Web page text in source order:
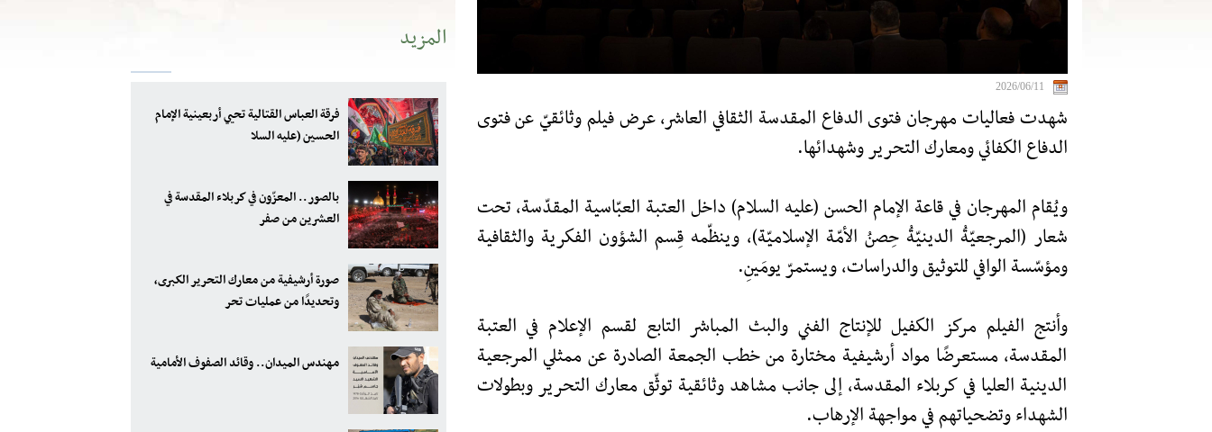
المزيد
فرقة العباس القتالية تحيي أربعينية الإمام
الحسين (عليه السلا
بالصور.. المعزّون في كربلاء المقدسة في
العشرين من صفر
صورة أرشيفية من معارك التحرير الكبرى،
وتحديدًا من عمليات تحر
مهندس الميدان.. وقائد الصفوف الأمامية
2026/06/11
شهدت فعاليات مهرجان فتوى الدفاع المقدسة الثقافي العاشر، عرض فيلم وثائقيّ عن فتوى
الدفاع الكفائي ومعارك التحرير وشهدائها.
ويُقام المهرجان في قاعة الإمام الحسن (عليه السلام) داخل العتبة العبّاسية المقدّسة، تحت
شعار (المرجعيّةُ الدينيّةُ حِصنُ الأمّة الإسلاميّة)، وينظّمه قِسم الشؤون الفكرية والثقافية
ومؤسّسة الوافي للتوثيق والدراسات، ويستمرّ يومَينِ.
وأنتج الفيلم مركز الكفيل للإنتاج الفني والبث المباشر التابع لقسم الإعلام في العتبة
المقدسة، مستعرضًا مواد أرشيفية مختارة من خطب الجمعة الصادرة عن ممثلي المرجعية
الدينية العليا في كربلاء المقدسة، إلى جانب مشاهد وثائقية توثّق معارك التحرير وبطولات
الشهداء وتضحياتهم في مواجهة الإرهاب.